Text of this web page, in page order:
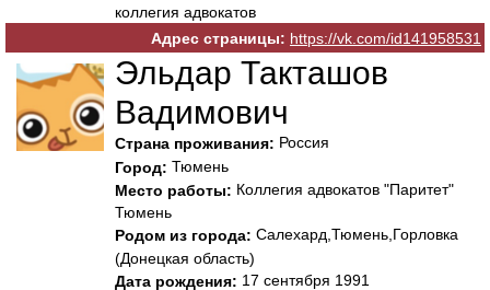
коллегия адвокатов
Адрес страницы: https://vk.com/id141958531
Эльдар Такташов
Вадимович
Страна проживания: Россия
Город: Тюмень
Место работы: Коллегия адвокатов "Паритет"
Тюмень
Родом из города: Салехард,Тюмень,Горловка
(Донецкая область)
Дата рождения: 17 сентября 1991